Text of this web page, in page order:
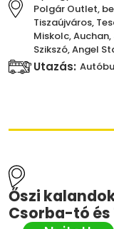
Polgár Outlet,
Tiszaújváros,
Miskolc,
Szikszó, Angel
Utazás:
Őszi
Csorba-tó